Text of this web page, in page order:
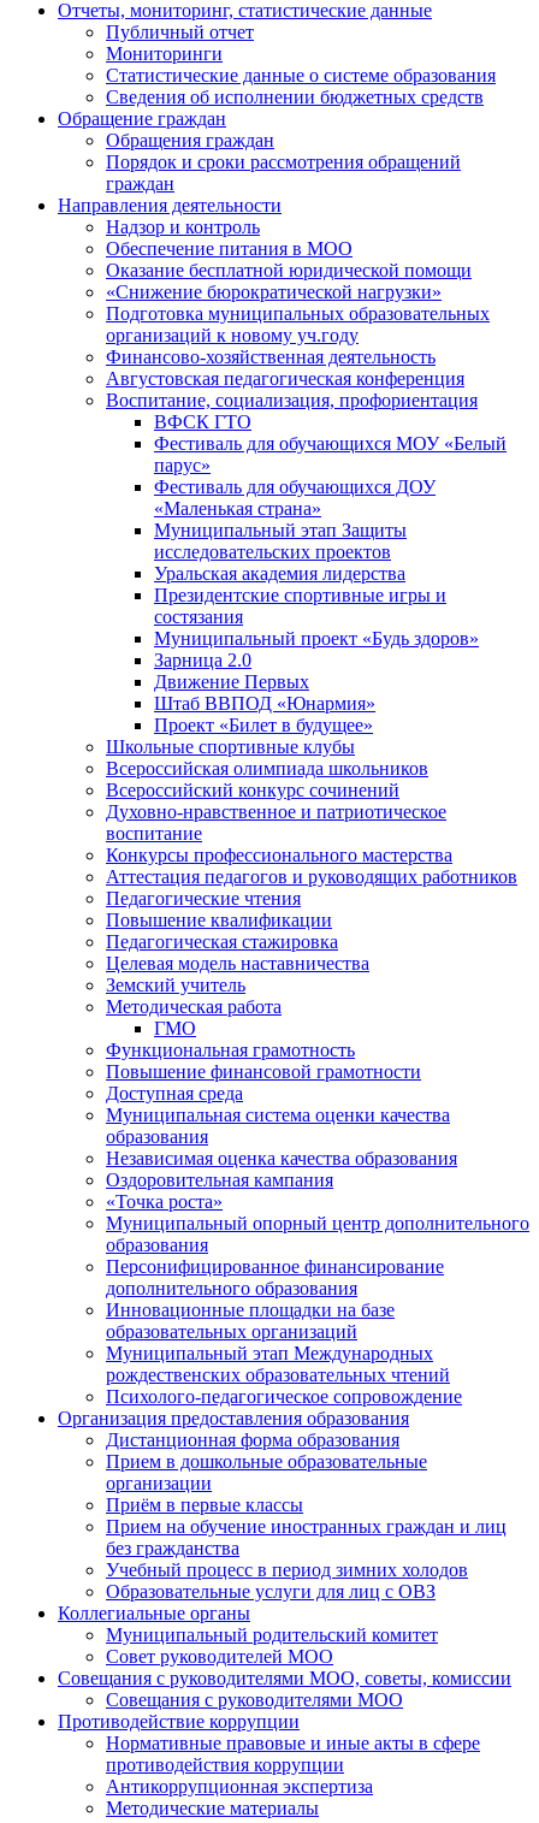
Отчеты, мониторинг, статистические данные
Публичный отчет
Мониторинги
Статистические данные о системе образования
Сведения об исполнении бюджетных средств
Обращение граждан
Обращения граждан
Порядок и сроки рассмотрения обращений
граждан
Направления деятельности
Надзор и контроль
Обеспечение питания в МОО
Оказание бесплатной юридической помощи
«Снижение бюрократической нагрузки»
Подготовка муниципальных образовательных
организаций к новому уч.году
Финансово-хозяйственная деятельность
Августовская педагогическая конференция
Воспитание, социализация, профориентация
ВФСК ГТО
Фестиваль для обучающихся МОУ «Белый
парус»
Фестиваль для обучающихся ДОУ
«Маленькая страна»
Муниципальный этап Защиты
исследовательских проектов
Уральская академия лидерства
Президентские спортивные игры и
состязания
Муниципальный проект «Будь здоров»
Зарница 2.0
Движение Первых
Штаб ВВПОД «Юнармия»
Проект «Билет в будущее»
Школьные спортивные клубы
Всероссийская олимпиада школьников
Всероссийский конкурс сочинений
Духовно-нравственное и патриотическое
воспитание
Конкурсы профессионального мастерства
Аттестация педагогов и руководящих работников
Педагогические чтения
Повышение квалификации
Педагогическая стажировка
Целевая модель наставничества
Земский учитель
Методическая работа
ГМО
Функциональная грамотность
Повышение финансовой грамотности
Доступная среда
Муниципальная система оценки качества
образования
Независимая оценка качества образования
Оздоровительная кампания
«Точка роста»
Муниципальный опорный центр дополнительного
образования
Персонифицированное финансирование
дополнительного образования
Инновационные площадки на базе
образовательных организаций
Муниципальный этап Международных
рождественских образовательных чтений
Психолого-педагогическое сопровождение
Организация предоставления образования
Дистанционная форма образования
Прием в дошкольные образовательные
организации
Приём в первые классы
Прием на обучение иностранных граждан и лиц
без гражданства
Учебный процесс в период зимних холодов
Образовательные услуги для лиц с ОВЗ
Коллегиальные органы
Муниципальный родительский комитет
Совет руководителей МОО
Совещания с руководителями МОО, советы, комиссии
Совещания с руководителями МОО
Противодействие коррупции
Нормативные правовые и иные акты в сфере
противодействия коррупции
Антикоррупционная экспертиза
Методические материалы